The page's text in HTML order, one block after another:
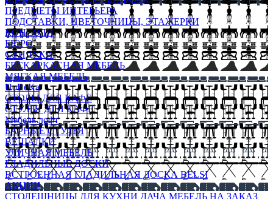
ПРЕДМЕТЫ ИНТЕРЬЕРА
ПОДСТАВКИ, ЦВЕТОЧНИЦЫ, ЭТАЖЕРКИ
КОНСОЛИ
БЮРО
СУНДУКИ
БЕСКАРКАСНАЯ МЕБЕЛЬ
МЯГКАЯ МЕБЕЛЬ
HoReKa
СТОЛЫ ДЛЯ КАФЕ
СТУЛЬЯ ДЛЯ КАФЕ
Мебель лофт
БАРНЫЕ СТУЛЬЯ
ВЕШАЛКИ
УЛИЧНАЯ МЕБЕЛЬ
ГЛАДИЛЬНЫЕ ДОСКИ
ВСТРОЕННАЯ ГЛАДИЛЬНАЯ ДОСКА BELSI
АКЦИИ
СТОЛЕШНИЦЫ ДЛЯ КУХНИ ДАЧА МЕБЕЛЬ НА ЗАКАЗ